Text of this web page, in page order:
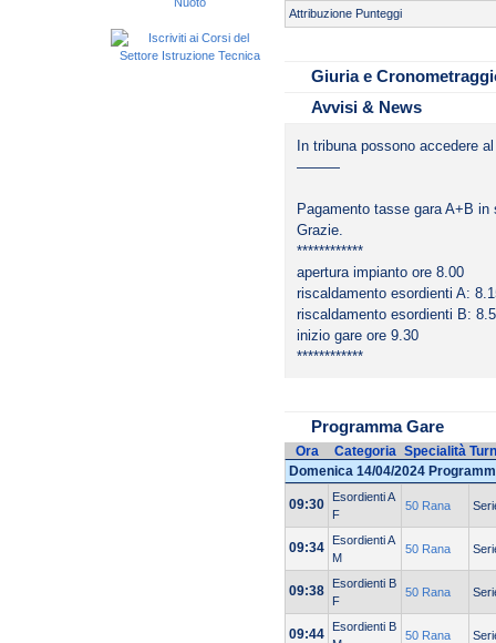
Attribuzione Punteggi
Giuria e
Servizio di cronometraggio:
Avvisi & News
In tribuna possono accedere
———
Pagamento tasse gara A+B
Grazie.
************
apertura impianto ore 8.00
riscaldamento esordienti A:
riscaldamento esordienti B:
inizio gare ore 9.30
************
Programma Gare
Ora Categoria Specialità
Domenica 14/04/2024
09:30
Esordienti A
F
50 Rana
09:34
Esordienti A
M
50 Rana
09:38
Esordienti B
F
50 Rana
09:44
Esordienti B
50 Rana